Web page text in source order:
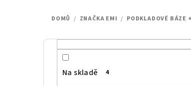
DOMŮ / ZNAČKA EMI / PODKLADOVÉ BÁZE
P
Na skladě 4